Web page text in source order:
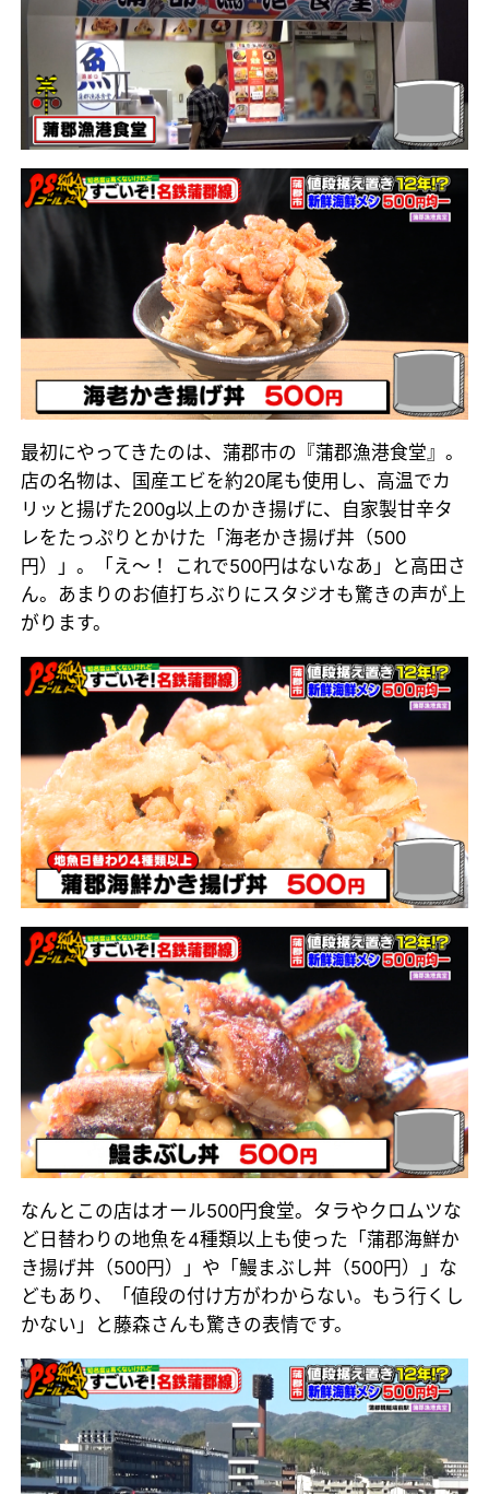
最初にやってきたのは、蒲郡市の『蒲郡漁港食堂』。
店の名物は、国産エビを約20尾も使用し、高温でカ
リッと揚げた200g以上のかき揚げに、自家製甘辛タ
レをたっぷりとかけた「海老かき揚げ丼（500
円）」。「え〜！ これで500円はないなあ」と高田さ
ん。あまりのお値打ちぶりにスタジオも驚きの声が上
がります。
なんとこの店はオール500円食堂。タラやクロムツな
ど日替わりの地魚を4種類以上も使った「蒲郡海鮮か
き揚げ丼（500円）」や「鰻まぶし丼（500円）」な
どもあり、「値段の付け方がわからない。もう行くし
かない」と藤森さんも驚きの表情です。